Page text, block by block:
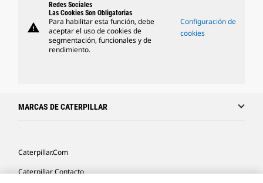
warning
Redes Sociales
Las Cookies Son Obligatorias
Para habilitar esta función, debe
aceptar el uso de cookies de
segmentación, funcionales y de
rendimiento.
Configuración de
cookies
MARCAS DE CATERPILLAR
Caterpillar.com
Caterpillar Contacto